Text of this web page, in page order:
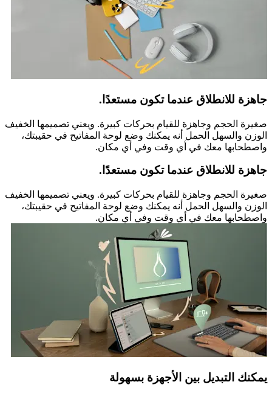
جاهزة للانطلاق عندما تكون مستعدًا.
صغيرة الحجم وجاهزة للقيام بحركات كبيرة. ويعني تصميمها الخفيف
الوزن والسهل الحمل أنه يمكنك وضع لوحة المفاتيح في حقيبتك،
واصطحابها معك في أي وقت وفي أي مكان.
جاهزة للانطلاق عندما تكون مستعدًا.
صغيرة الحجم وجاهزة للقيام بحركات كبيرة. ويعني تصميمها الخفيف
الوزن والسهل الحمل أنه يمكنك وضع لوحة المفاتيح في حقيبتك،
واصطحابها معك في أي وقت وفي أي مكان.
يمكنك التبديل بين الأجهزة بسهولة